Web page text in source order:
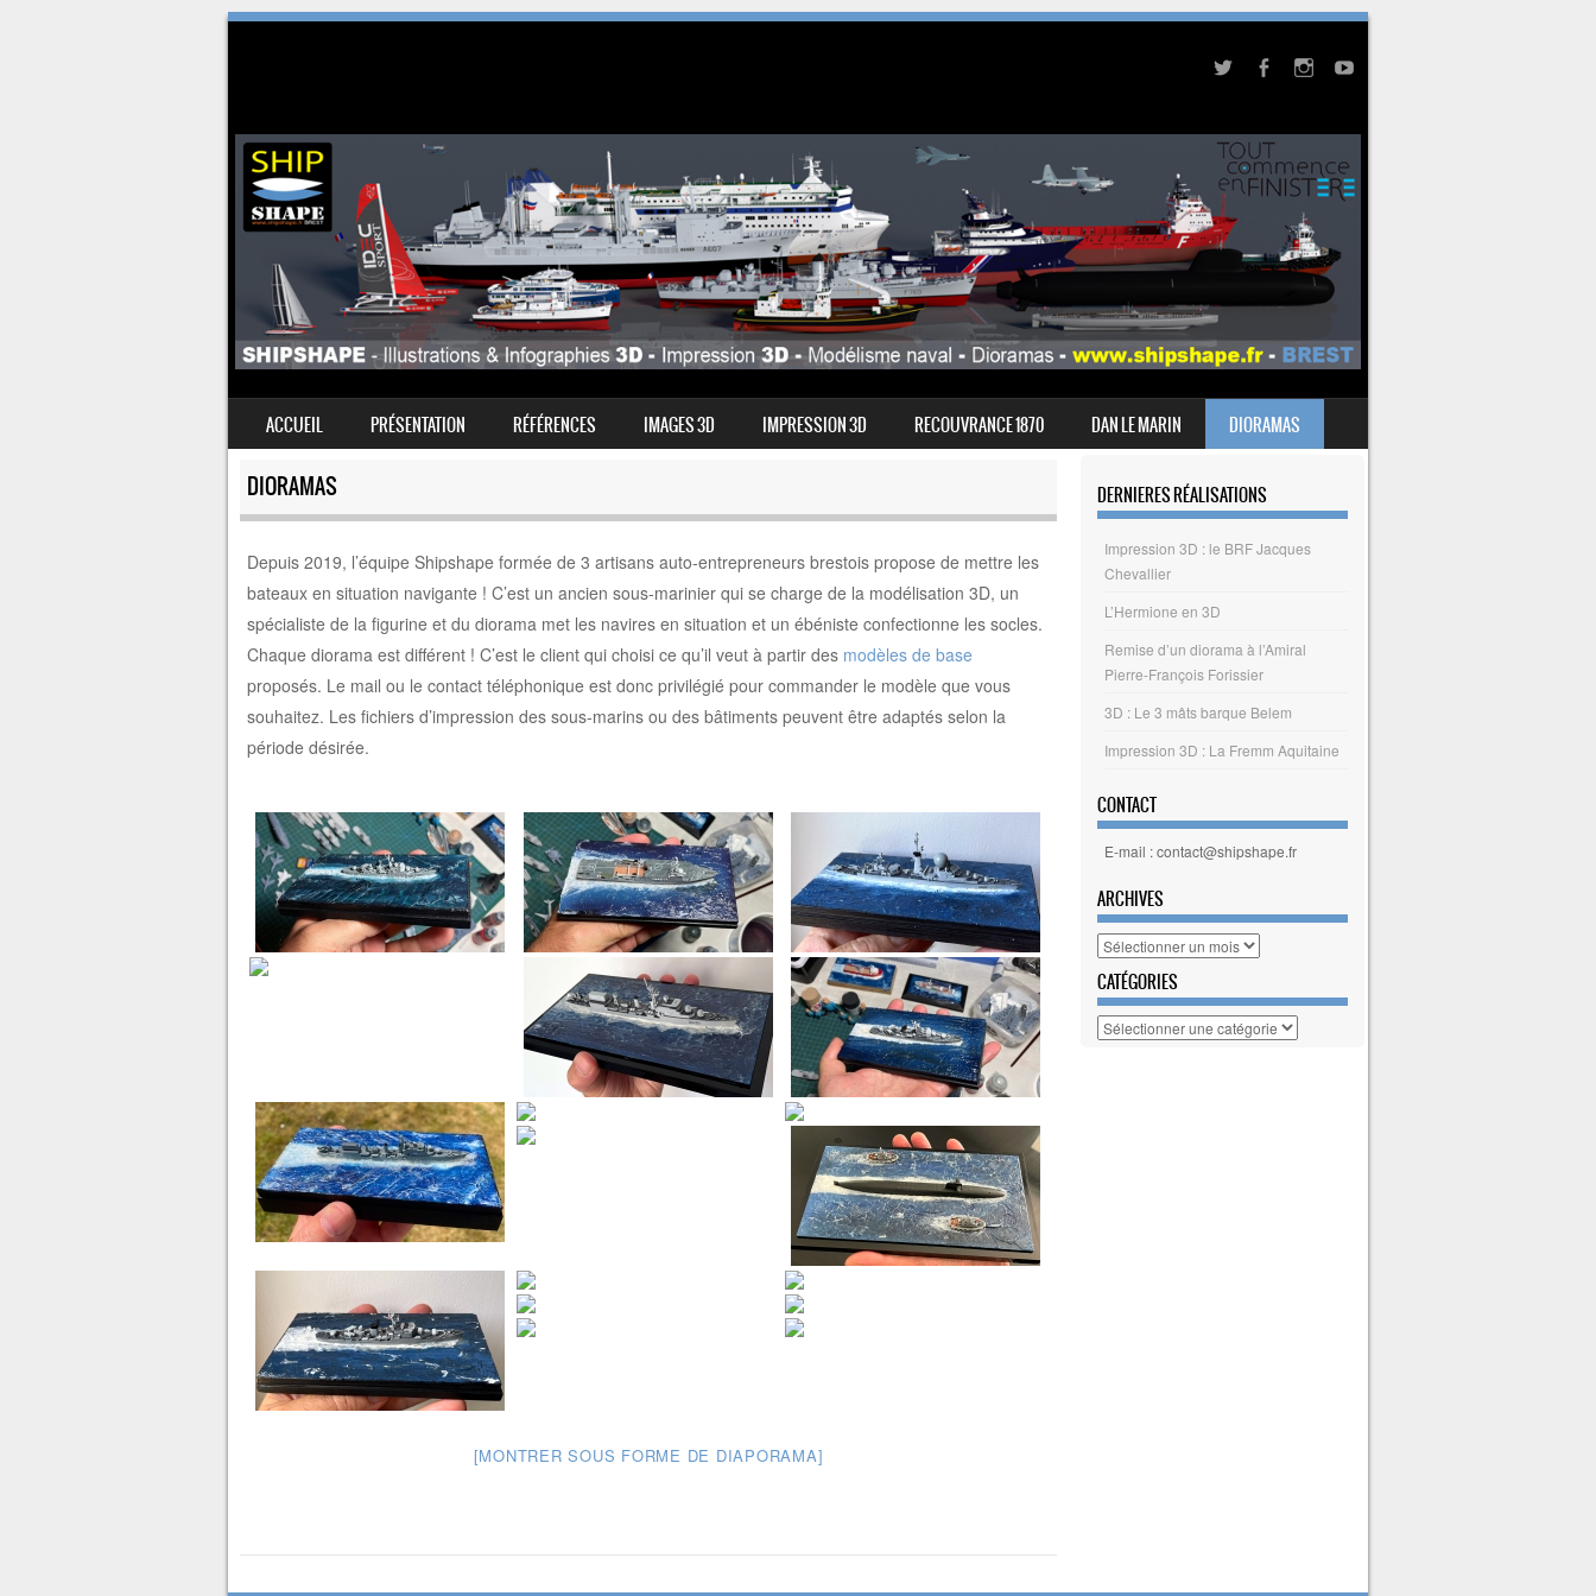
MENU
SKIP TO CONTENT
ACCUEIL PRÉSENTATION RÉFÉRENCES IMAGES 3D IMPRESSION 3D RECOUVRANCE 1870 DAN LE MARIN DIORAMAS
DIORAMAS
Depuis 2019, l’équipe Shipshape formée de 3 artisans auto-entrepreneurs brestois propose de mettre les
bateaux en situation navigante ! C’est un ancien sous-marinier qui se charge de la modélisation 3D, un
spécialiste de la figurine et du diorama met les navires en situation et un ébéniste confectionne les socles.
Chaque diorama est différent ! C’est le client qui choisi ce qu’il veut à partir des modèles de base
proposés. Le mail ou le contact téléphonique est donc privilégié pour commander le modèle que vous
souhaitez. Les fichiers d’impression des sous-marins ou des bâtiments peuvent être adaptés selon la
période désirée.
[MONTRER SOUS FORME DE DIAPORAMA]
DERNIERES RÉALISATIONS
Impression 3D : le BRF Jacques
Chevallier
L’Hermione en 3D
Remise d’un diorama à l’Amiral
Pierre-François Forissier
3D : Le 3 mâts barque Belem
Impression 3D : La Fremm Aquitaine
CONTACT
E-mail : contact@shipshape.fr
ARCHIVES
Archives
CATÉGORIES
Catégories